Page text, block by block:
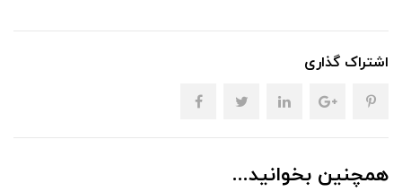
اشتراک گذاری
همچنین بخوانید...